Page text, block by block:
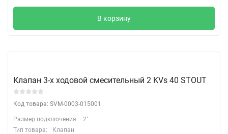
В корзину
Клапан 3-х ходовой смесительный 2 KVs 40 STOUT
Код товара: SVM-0003-015001
Размер подключения:
2"
Тип товара:
Клапан